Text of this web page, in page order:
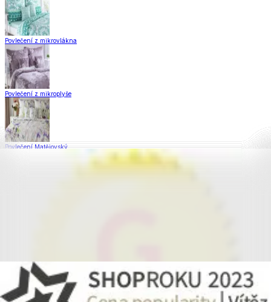
Povlečení z mikrovlákna
Povlečení z mikroplyše
Povlečení Matějovský